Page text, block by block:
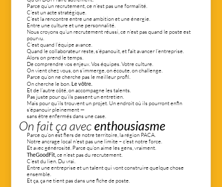
Parce qu’un recrutement, ce n’est pas une formalité.
C’est un acte stratégique.
C’est la rencontre entre une ambition et une énergie.
Entre une culture et une personnalité.
Nous croyons qu’un recrutement réussi, ce n’est pas quand le poste est
pourvu.
C’est quand l’équipe avance.
Quand le collaborateur reste, s’épanouit, et fait avancer l’entreprise.
Alors on prend le temps.
De comprendre vos enjeux. Vos équipes. Votre culture.
On vient chez vous, on s’immerge, on écoute, on challenge.
Parce qu’on ne cherche pas le meilleur profil.
On cherche le bon. Le vôtre.
Et de l’autre côté, on accompagne les talents.
Pas juste pour qu’ils passent un entretien.
Mais pour qu’ils trouvent un projet. Un endroit où ils pourront enfin
s’épanouir pleinement —
sans être enfermés dans une case.
On fait ça avec enthousiasme
Parce qu’on est fiers de notre territoire, la région PACA.
Notre ancrage local n'est pas une limite – c'est notre force.
Et avec générosité. Parce qu’on aime les gens, vraiment.
TheGoodFit, ce n’est pas du recrutement.
C’est du lien. Du vrai.
Entre une entreprise et un talent qui vont construire quelque chose
ensemble.
Et ça, ça ne tient pas dans une fiche de poste.